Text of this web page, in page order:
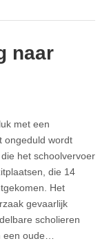
naar
met een
ongeduld wordt
het schoolvervoer
die 14
Het
gevaarlijk
scholieren
oude…